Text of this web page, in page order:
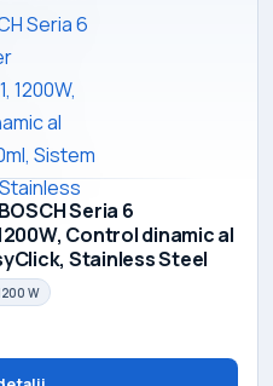
Seria 6
Control dinamic al
Stainless Steel
W